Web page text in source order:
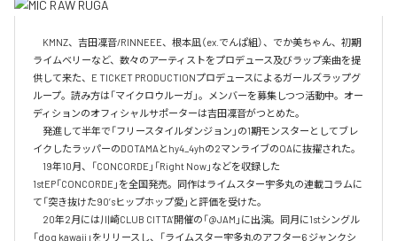
KMNZ、吉田凜音/RINNEEE、根本凪（ex.でんぱ組）、でか美ちゃん、初期
ライムベリーなど、数々のアーティストをプロデュース及びラップ楽曲を提
供して来た、E TICKET PRODUCTIONプロデュースによるガールズラップグ
ループ。読み方は「マイクロウルーガ」。メンバーを募集しつつ活動中。オー
ディションのオフィシャルサポーターは吉田凜音がつとめた。
発進して半年で「フリースタイルダンジョン」の1期モンスターとしてブレ
イクしたラッパーのDOTAMAとhy4_4yhの2マンライブのOAに抜擢された。
19年10月、「CONCORDE」「Right Now」などを収録した
1stEP「CONCORDE」を全国発売。同作はライムスター宇多丸の連載コラムに
て「突き抜けた90’sヒップホップ愛」と評価を受けた。
20年2月には川崎CLUB CITTA’開催の「@JAM」に出演。同月に1stシングル
「dog kawaii」をリリースし、「ライムスター宇多丸のアフター6 ジャンクシ